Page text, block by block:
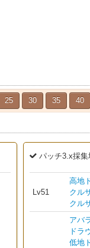
25 30 35 40
パッチ3.x採
Lv51
高地
クル
クル
アバ
ドラ
低地